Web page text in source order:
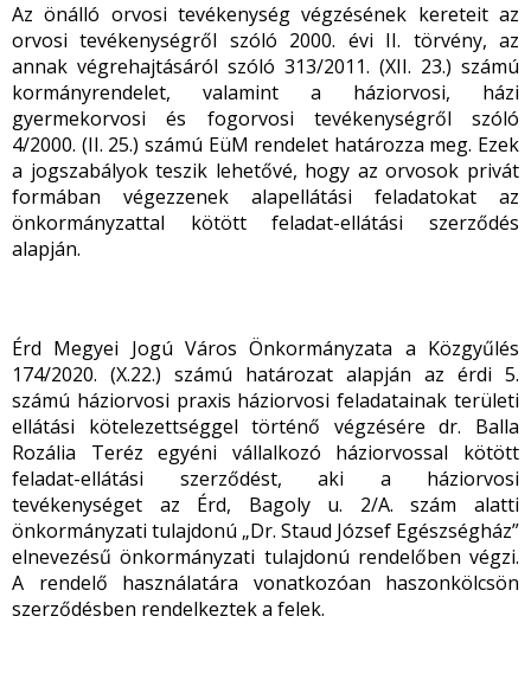
Az önálló orvosi tevékenység végzésének kereteit az
orvosi tevékenységről szóló 2000. évi II. törvény, az
annak végrehajtásáról szóló 313/2011. (XII. 23.) számú
kormányrendelet, valamint a háziorvosi, házi
gyermekorvosi és fogorvosi tevékenységről szóló
4/2000. (II. 25.) számú EüM rendelet határozza meg. Ezek
a jogszabályok teszik lehetővé, hogy az orvosok privát
formában végezzenek alapellátási feladatokat az
önkormányzattal kötött feladat-ellátási szerződés
alapján.
Érd Megyei Jogú Város Önkormányzata a Közgyűlés
174/2020. (X.22.) számú határozat alapján az érdi 5.
számú háziorvosi praxis háziorvosi feladatainak területi
ellátási kötelezettséggel történő végzésére dr. Balla
Rozália Teréz egyéni vállalkozó háziorvossal kötött
feladat-ellátási szerződést, aki a háziorvosi
tevékenységet az Érd, Bagoly u. 2/A. szám alatti
önkormányzati tulajdonú „Dr. Staud József Egészségház”
elnevezésű önkormányzati tulajdonú rendelőben végzi.
A rendelő használatára vonatkozóan haszonkölcsön
szerződésben rendelkeztek a felek.